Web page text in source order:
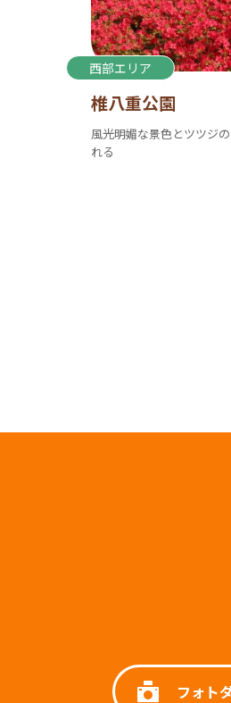
西部エリア
椎八重公園
風光明媚な景色とツツジ
れる
フォト